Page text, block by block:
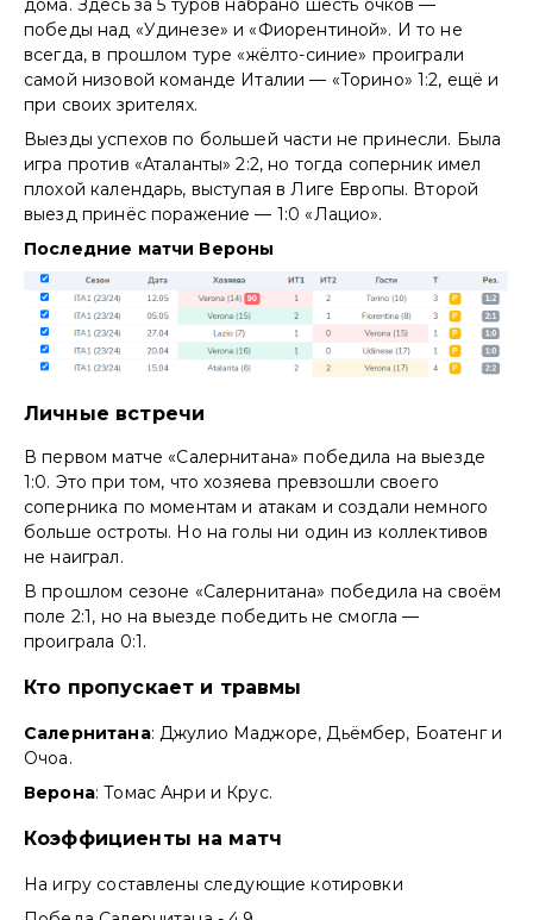
дома. Здесь за 5 туров набрано шесть очков —
победы над «Удинезе» и «Фиорентиной». И то не
всегда, в прошлом туре «жёлто-синие» проиграли
самой низовой команде Италии — «Торино» 1:2, ещё и
при своих зрителях.
Выезды успехов по большей части не принесли. Была
игра против «Аталанты» 2:2, но тогда соперник имел
плохой календарь, выступая в Лиге Европы. Второй
выезд принёс поражение — 1:0 «Лацио».
Последние матчи Вероны
Личные встречи
В первом матче «Салернитана» победила на выезде
1:0. Это при том, что хозяева превзошли своего
соперника по моментам и атакам и создали немного
больше остроты. Но на голы ни один из коллективов
не наиграл.
В прошлом сезоне «Салернитана» победила на своём
поле 2:1, но на выезде победить не смогла —
проиграла 0:1.
Кто пропускает и травмы
Салернитана: Джулио Маджоре, Дьёмбер, Боатенг и
Очоа.
Верона: Томас Анри и Крус.
Коэффициенты на матч
На игру составлены следующие котировки